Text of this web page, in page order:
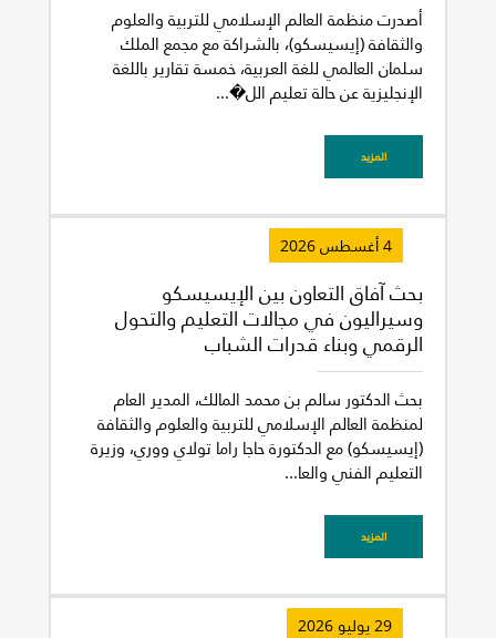
غير راض للغاية راض لأقصى درجة
أصدرت منظمة العالم الإسلامي للتربية والعلوم
والثقافة (إيسيسكو)، بالشراكة مع مجمع الملك
سلمان العالمي للغة العربية، خمسة تقارير باللغة
الإنجليزية عن حالة تعليم الل�...
المزيد
4 أغسطس 2026
بحث آفاق التعاون بين الإيسيسكو
وسيراليون في مجالات التعليم والتحول
الرقمي وبناء قدرات الشباب
بحث الدكتور سالم بن محمد المالك، المدير العام
لمنظمة العالم الإسلامي للتربية والعلوم والثقافة
(إيسيسكو) مع الدكتورة حاجا راما تولاي ووري، وزيرة
التعليم الفني والعا...
المزيد
29 يوليو 2026